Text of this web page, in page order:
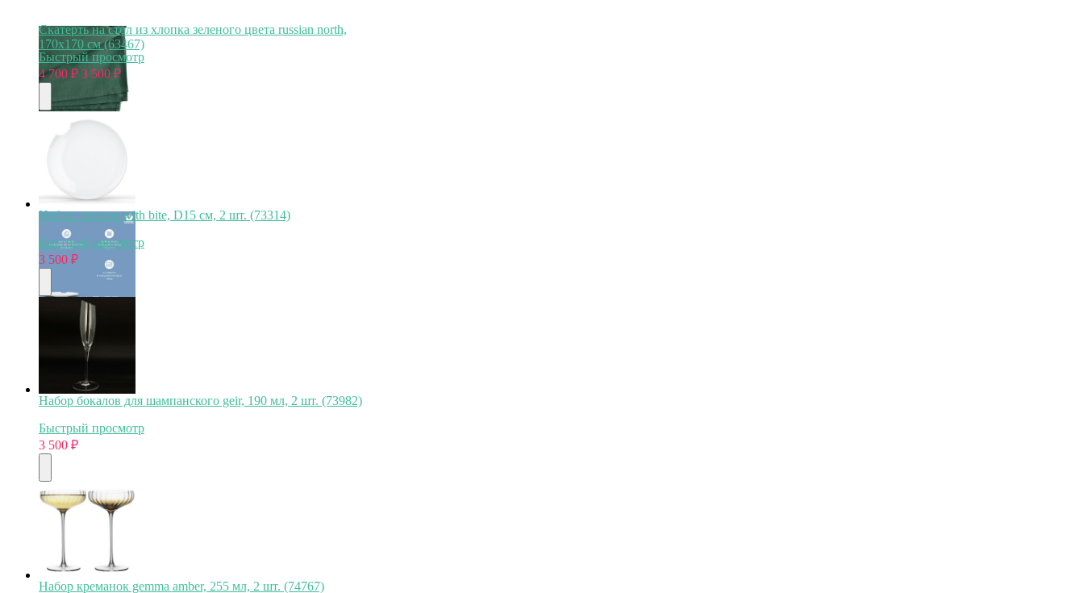
Скатерть на стол из хлопка зеленого цвета russian north,
170х170 см (63467)
Быстрый просмотр
4 700 ₽ 3 500 ₽
Набор тарелок with bite, D15 см, 2 шт. (73314)
Быстрый просмотр
3 500 ₽
Набор бокалов для шампанского geir, 190 мл, 2 шт. (73982)
Быстрый просмотр
3 500 ₽
Набор креманок gemma amber, 255 мл, 2 шт. (74767)